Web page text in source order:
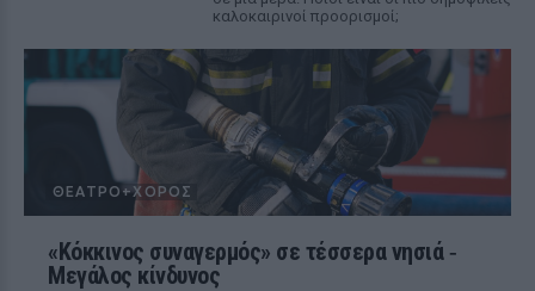
καλοκαιρινοί προορισμοί;
ΘΈΑΤΡΟ+ΧΟΡΌΣ
«Κόκκινος συναγερμός» σε τέσσερα νησιά ‑
Μεγάλος κίνδυνος